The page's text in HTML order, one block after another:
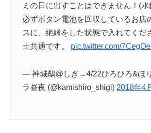
ミの日に出すことはできません！(
必ずボタン電池を回収しているお店
スに、絶縁をした状態で入れてくだ
土共通です。 pic.twitter.com/
— 神城鷸@しぎ→4/22ひろひろ&ほ
ラ昼夜 (@kamishiro_shigi) 2018年4